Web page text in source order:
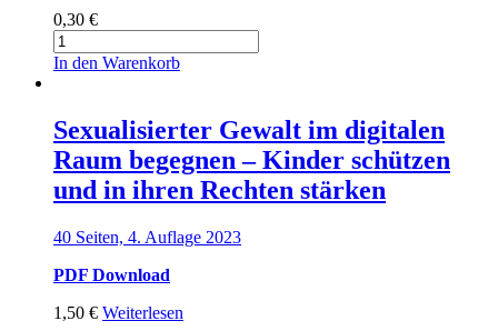
0,30 €
Regeln
zur
In den Warenkorb
Sexualisierter Gewalt im digitalen
Raum begegnen – Kinder schützen
und in ihren Rechten stärken
40 Seiten, 4. Auflage 2023
PDF Download
1,50 € Weiterlesen